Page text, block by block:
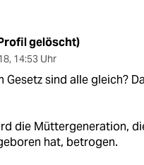
gelöscht)
, 14:53 Uhr
Gesetz sind alle gleich?
die Müttergeneration,
hat, betrogen.